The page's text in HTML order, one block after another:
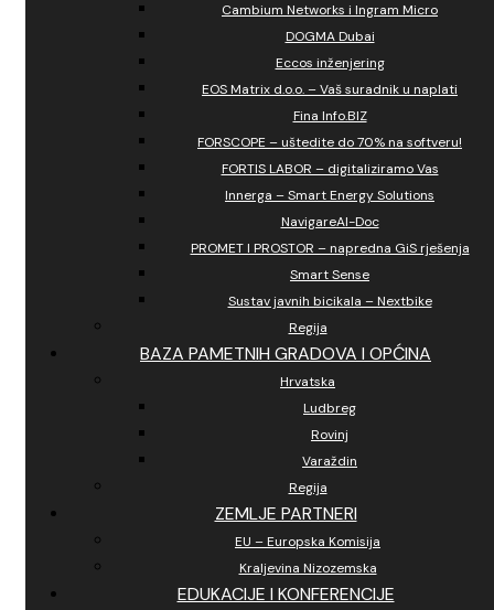
Cambium Networks i Ingram Micro
DOGMA Dubai
Eccos inženjering
EOS Matrix d.o.o. – Vaš suradnik u naplati
Fina Info.BIZ
FORSCOPE – uštedite do 70% na softveru!
FORTIS LABOR – digitaliziramo Vas
Innerga – Smart Energy Solutions
NavigareAI-Doc
PROMET I PROSTOR – napredna GiS rješenja
Smart Sense
Sustav javnih bicikala – Nextbike
Regija
BAZA PAMETNIH GRADOVA I OPĆINA
Hrvatska
Ludbreg
Rovinj
Varaždin
Regija
ZEMLJE PARTNERI
EU – Europska Komisija
Kraljevina Nizozemska
EDUKACIJE I KONFERENCIJE